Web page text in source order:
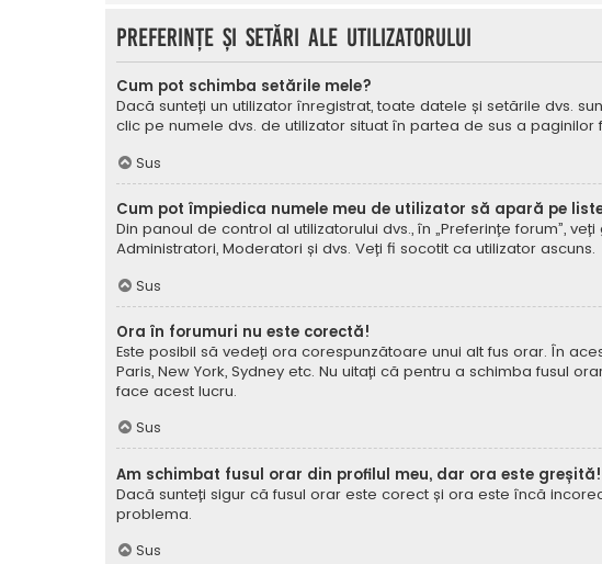
Preferințe și setări ale utilizatorului
Cum pot schimba setările mele?
Dacă sunteți un utilizator înregistrat, toate datele și setările dvs.
clic pe numele dvs. de utilizator situat în partea de sus a
Sus
Cum pot împiedica numele meu de utilizator să apară pe
Din panoul de control al utilizatorului dvs., în „Preferințe forum”,
Administratori, Moderatori și dvs. Veți fi socotit ca utilizator ascuns.
Sus
Ora în forumuri nu este corectă!
Este posibil să vedeți ora corespunzătoare unui alt fus orar. În
Paris, New York, Sydney etc. Nu uitați că pentru a schimba fusul
face acest lucru.
Sus
Am schimbat fusul orar din profilul meu, dar ora este greșită!
Dacă sunteți sigur că fusul orar este corect și ora este încă
problema.
Sus